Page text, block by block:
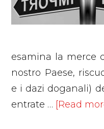
esamina la merce
nostro Paese,
e i dazi doganali)
entrate … [Read